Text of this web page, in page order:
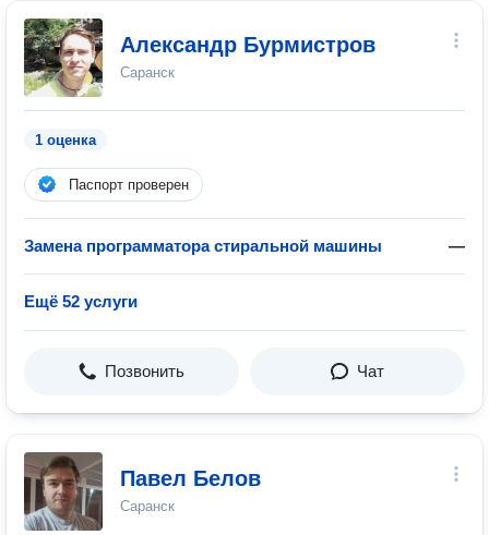
Александр Бурмистров
Саранск
1 оценка
Паспорт проверен
Замена программатора стиральной машины —
Ещё 52 услуги
Позвонить Чат
Павел Белов
Саранск